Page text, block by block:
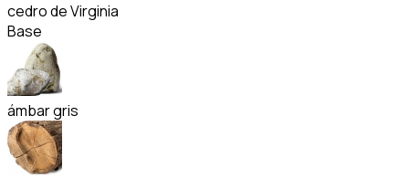
cedro de Virginia
Base
ámbar gris